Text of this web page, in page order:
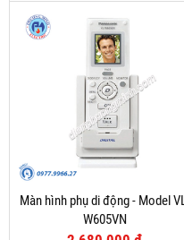
Màn hình phụ di động - Model
W605VN